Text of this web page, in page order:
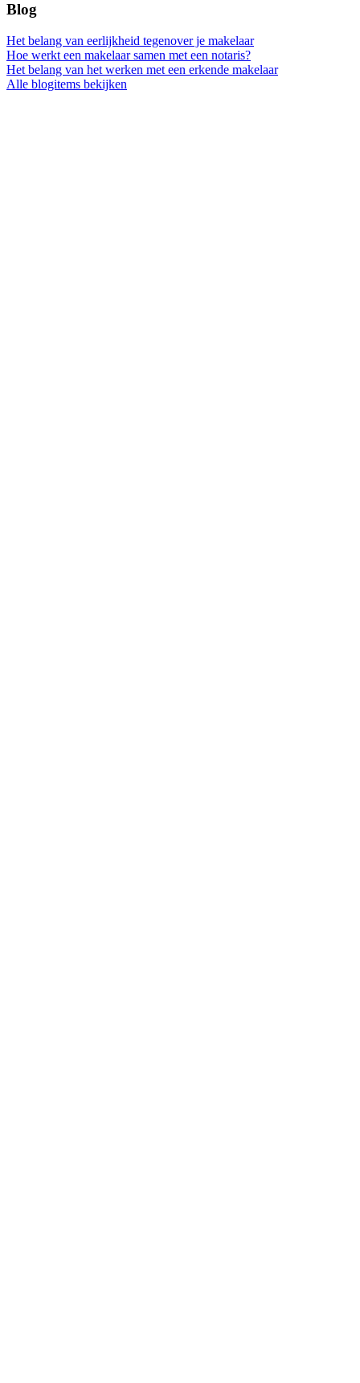
Blog
Het belang van eerlijkheid tegenover je makelaar
Hoe werkt een makelaar samen met een notaris?
Het belang van het werken met een erkende makelaar
Alle blogitems bekijken